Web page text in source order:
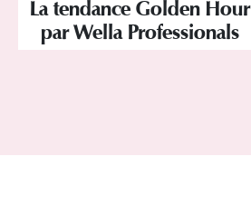
La tendance Golden Hour
par Wella Professionals